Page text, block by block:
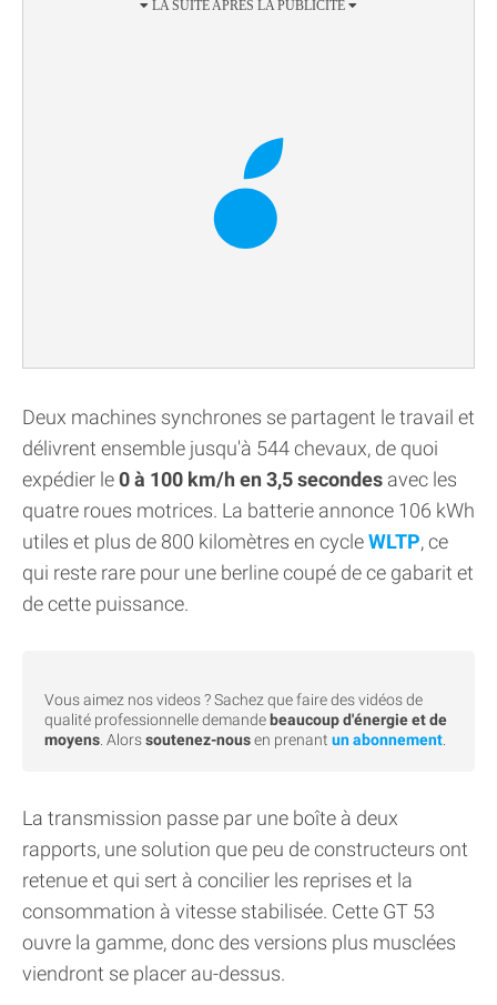
Deux machines synchrones se partagent le travail et
délivrent ensemble jusqu'à 544 chevaux, de quoi
expédier le0 à 100 km/h en 3,5 secondes avec les
quatre roues motrices. La batterie annonce 106 kWh
utiles et plus de 800 kilomètres en cycleWLTP, ce
qui reste rare pour une berline coupé de ce gabarit et
de cette puissance.
Vous aimez nos videos ? Sachez que faire des vidéos de
qualité professionnelle demandebeaucoup d'énergie et de
moyens . Alorssoutenez-nousen prenant un abonnement
La transmission passe par une boîte à deux
rapports, une solution que peu de constructeurs ont
retenue et qui sert à concilier les reprises et la
consommation à vitesse stabilisée. Cette GT 53
ouvre la gamme, donc des versions plus musclées
viendront se placer au-dessus.